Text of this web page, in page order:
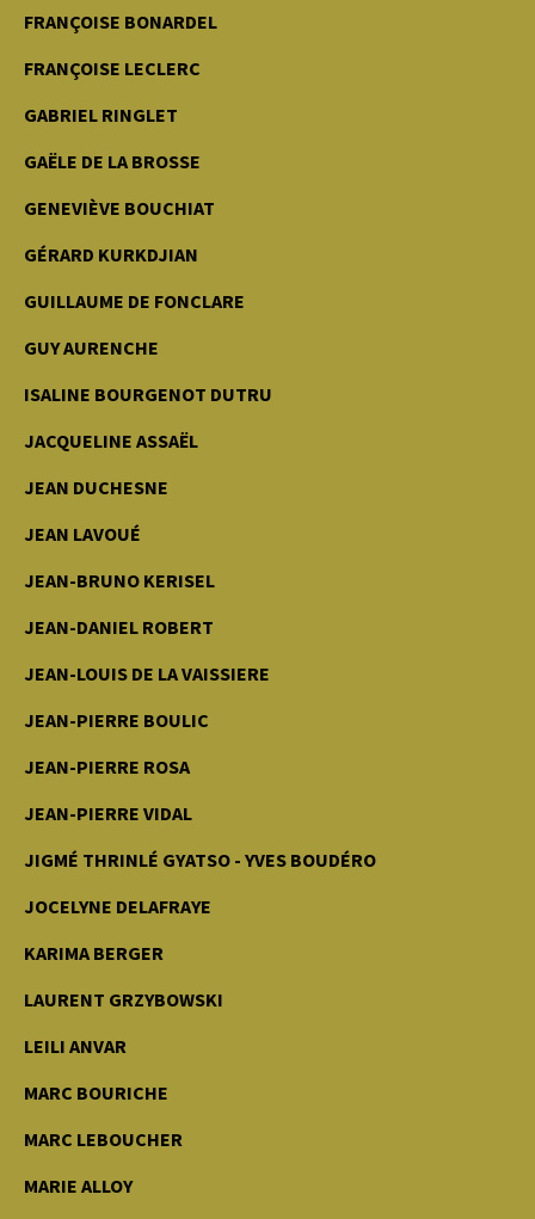
FRANÇOISE BONARDEL
FRANÇOISE LECLERC
GABRIEL RINGLET
GAËLE DE LA BROSSE
GENEVIÈVE BOUCHIAT
GÉRARD KURKDJIAN
GUILLAUME DE FONCLARE
GUY AURENCHE
ISALINE BOURGENOT DUTRU
JACQUELINE ASSAËL
JEAN DUCHESNE
JEAN LAVOUÉ
JEAN-BRUNO KERISEL
JEAN-DANIEL ROBERT
JEAN-LOUIS DE LA VAISSIERE
JEAN-PIERRE BOULIC
JEAN-PIERRE ROSA
JEAN-PIERRE VIDAL
JIGMÉ THRINLÉ GYATSO - YVES BOUDÉRO
JOCELYNE DELAFRAYE
KARIMA BERGER
LAURENT GRZYBOWSKI
LEILI ANVAR
MARC BOURICHE
MARC LEBOUCHER
MARIE ALLOY